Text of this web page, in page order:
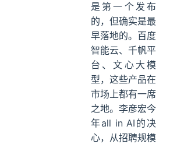
是第一个发布
的，但确实是最
早落地的。百度
智能云、千帆平
台、文心大模
型，这些产品在
市场上都有一席
之地。李彦宏今
年all in AI的决
心，从招聘规模